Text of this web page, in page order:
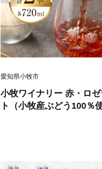
愛知県小牧市
小牧ワイナリー 赤・ロ
ト（小牧産ぶどう100％